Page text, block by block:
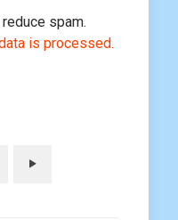
spam.
is processed.